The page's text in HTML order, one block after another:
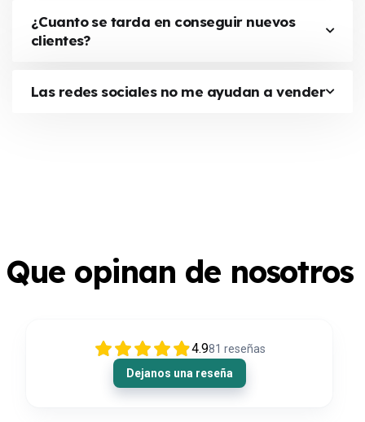
¿Cuanto se tarda en conseguir nuevos
clientes?
Las redes sociales no me ayudan a vender
Que opinan de nosotros
4.981 reseñas
Dejanos una reseña